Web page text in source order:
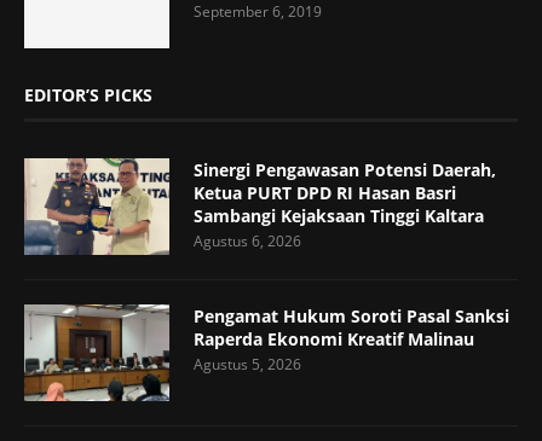
September 6, 2019
EDITOR’S PICKS
Sinergi Pengawasan Potensi Daerah,
Ketua PURT DPD RI Hasan Basri
Sambangi Kejaksaan Tinggi Kaltara
Agustus 6, 2026
Pengamat Hukum Soroti Pasal Sanksi
Raperda Ekonomi Kreatif Malinau
Agustus 5, 2026